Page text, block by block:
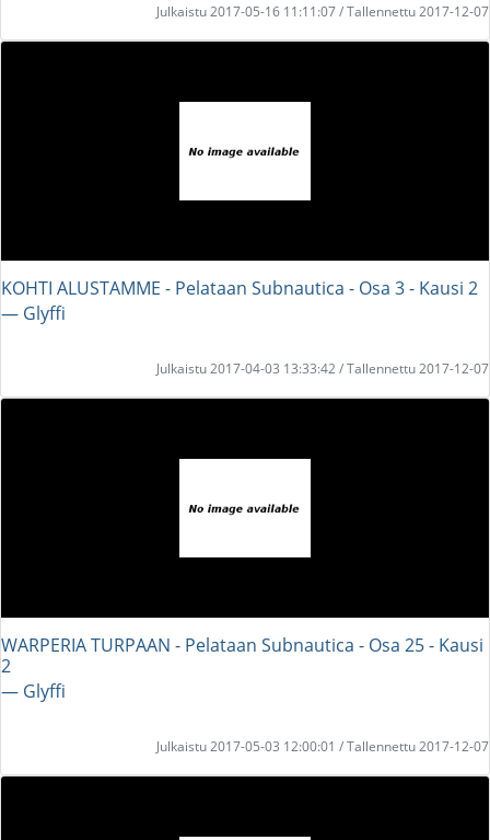
Julkaistu 2017-05-16 11:11:07 / Tallennettu 2017-12-07
KOHTI ALUSTAMME - Pelataan Subnautica - Osa 3 - Kausi 2
― Glyffi
Julkaistu 2017-04-03 13:33:42 / Tallennettu 2017-12-07
WARPERIA TURPAAN - Pelataan Subnautica - Osa 25 - Kausi
2
― Glyffi
Julkaistu 2017-05-03 12:00:01 / Tallennettu 2017-12-07